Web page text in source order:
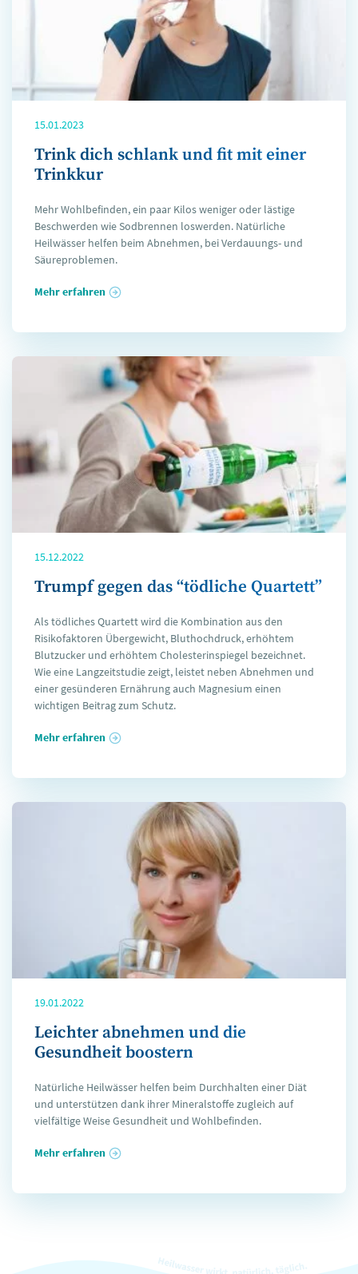
15.01.2023
Trink dich schlank und fit mit einer
Trinkkur
Mehr Wohlbefinden, ein paar Kilos weniger oder lästige
Beschwerden wie Sodbrennen loswerden. Natürliche
Heilwässer helfen beim Abnehmen, bei Verdauungs- und
Säureproblemen.
Mehr erfahren
15.12.2022
Trumpf gegen das “tödliche Quartett”
Als tödliches Quartett wird die Kombination aus den
Risikofaktoren Übergewicht, Bluthochdruck, erhöhtem
Blutzucker und erhöhtem Cholesterinspiegel bezeichnet.
Wie eine Langzeitstudie zeigt, leistet neben Abnehmen und
einer gesünderen Ernährung auch Magnesium einen
wichtigen Beitrag zum Schutz.
Mehr erfahren
19.01.2022
Leichter abnehmen und die
Gesundheit boostern
Natürliche Heilwässer helfen beim Durchhalten einer Diät
und unterstützen dank ihrer Mineralstoffe zugleich auf
vielfältige Weise Gesundheit und Wohlbefinden.
Mehr erfahren